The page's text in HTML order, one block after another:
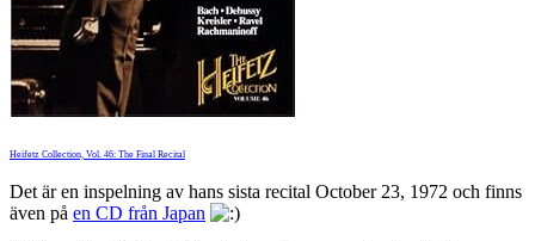
Heifetz Collection, Vol. 46: The Final Recital
Det är en inspelning av hans sista recital October 23, 1972 och finns
även på en CD från Japan